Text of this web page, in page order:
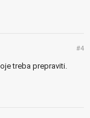
#4
treba prepraviti.